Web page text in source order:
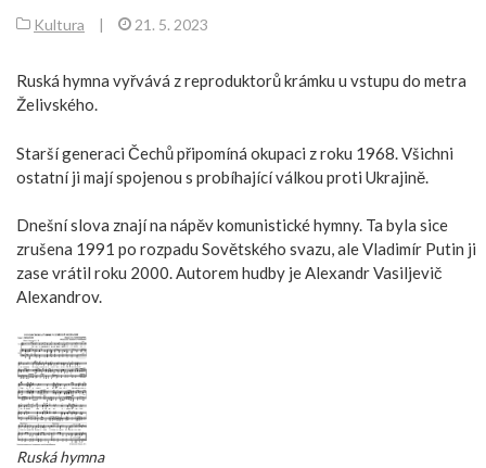
Kultura | 21. 5. 2023
Ruská hymna vyřvává z reproduktorů krámku u vstupu do metra
Želivského.
Starší generaci Čechů připomíná okupaci z roku 1968. Všichni
ostatní ji mají spojenou s probíhající válkou proti Ukrajině.
Dnešní slova znají na nápěv komunistické hymny. Ta byla sice
zrušena 1991 po rozpadu Sovětského svazu, ale Vladimír Putin ji
zase vrátil roku 2000. Autorem hudby je Alexandr Vasiljevič
Alexandrov.
Ruská hymna